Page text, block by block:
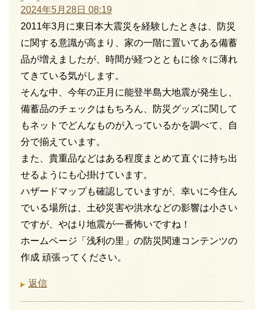
2024年5月28日 08:19
2011年3月に東日本大震災を経験したときは、防災
に関する意識が高まり、家の一階に置いてある備蓄
品が増えましたが、時間が経つとともに徐々に薄れ
てきている気がします。
そんな中、今年の正月に能登半島大地震が発生し、
備蓄品のチェックはもちろん、防災グッズに関して
もネットでどんなものが入っているかを調べて、自
分で揃えています。
また、貴重品などはある程度まとめて直ぐに持ち出
せるようにも心掛けています。
ハザードマップも確認していますが、幸いに今住ん
でいる場所は、土砂災害や洪水などの影響は小さい
ですが、やはり地震が一番怖いですね！
ホームページ「浅利の里」の防災関連コンテンツの
作成 頑張ってください。
返信